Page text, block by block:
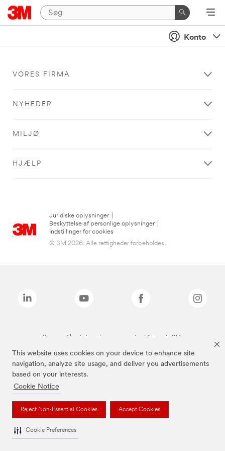
This website uses cookies on your device to enhance site
navigation, analyze site usage, and deliver you advertisements
based on your interests.
Cookie Notice
Reject Non-Essential Cookies Accept Cookies
Cookie Preferences
Konto
VORES FIRMA
NYHEDER
MILJØ
HJÆLP
Juridiske oplysninger
Beskyttelse af personlige oplysninger
Indstillinger for cookies
© 3M 2026. Alle rettigheder forbeholdes...
De ovenstående brands er varemærker tilhørende 3M.